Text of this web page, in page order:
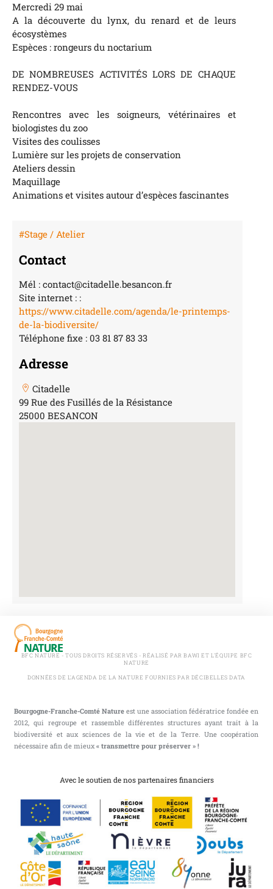
Mercredi 29 mai
A la découverte du lynx, du renard et de leurs
écosystèmes
Espèces : rongeurs du noctarium
DE NOMBREUSES ACTIVITÉS LORS DE CHAQUE
RENDEZ-VOUS
Rencontres avec les soigneurs, vétérinaires et
biologistes du zoo
Visites des coulisses
Lumière sur les projets de conservation
Ateliers dessin
Maquillage
Animations et visites autour d’espèces fascinantes
#Stage / Atelier
Contact
Mél : contact@citadelle.besancon.fr
Site internet : :
https://www.citadelle.com/agenda/le-printemps-
de-la-biodiversite/
Téléphone fixe : 03 81 87 83 33
Adresse
Citadelle
99 Rue des Fusillés de la Résistance
25000 BESANCON
BFC NATURE - TOUS DROITS RÉSERVÉS - RÉALISÉ PAR BAWI ET L'ÉQUIPE BFC
NATURE
DONNÉES DE L'AGENDA DE LA NATURE FOURNIES PAR DÉCIBELLES DATA
Bourgogne-Franche-Comté Nature est une association fédératrice fondée en
2012, qui regroupe et rassemble différentes structures ayant trait à la
biodiversité et aux sciences de la vie et de la Terre. Une coopération
nécessaire afin de mieux« transmettre pour préserver » !
Avec le soutien de nos partenaires financiers